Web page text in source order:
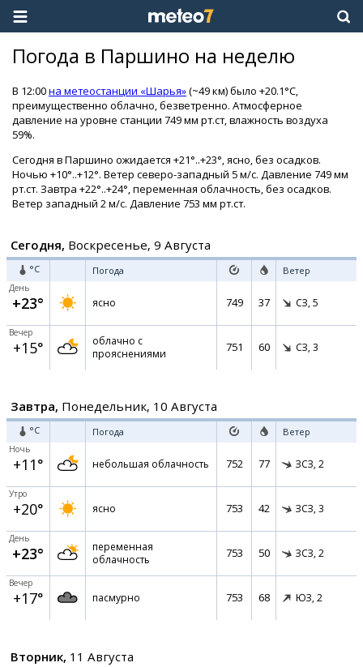
Погода в Паршино на неделю
В 12:00на метеостанции «Шарья»(~49 км) было +20.1°C,
преимущественно облачно, безветренно. Атмосферное
давление на уровне станции 749 мм рт.ст, влажность воздуха
59%.
Сегодня в Паршино ожидается +21°..+23°, ясно, без осадков.
Ночью +10°..+12°. Ветер северо-западный 5 м/с. Давление 749 мм
рт.ст. Завтра +22°..+24°, переменная облачность, без осадков.
Ветер западный 2 м/с. Давление 753 мм рт.ст.
Сегодня, Воскресенье, 9 Августа
°C Погода Ветер
День
+23° ясно 749 37 СЗ, 5
Вечер
+15°
облачно с
прояснениями
751 60 СЗ, 3
Завтра, Понедельник, 10 Августа
°C Погода Ветер
Ночь
+11° небольшая облачность 752 77 ЗСЗ, 2
Утро
+20° ясно 753 42 ЗСЗ, 3
День
+23°
переменная
облачность
753 50 ЗСЗ, 2
Вечер
+17° пасмурно 753 68 ЮЗ, 2
Вторник, 11 Августа